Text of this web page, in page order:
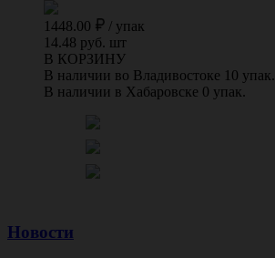
1448.00 / упак
14.48 руб. шт
В КОРЗИНУ
В наличии во Владивостоке 10 упак.
В наличии в Хабаровске 0 упак.
Новости